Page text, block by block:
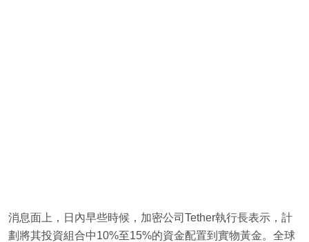
消息面上，日內早些時候，加密公司Tether執行長表示，計
劃將其投資組合中10%至15%的資金配置到實物黃金。全球